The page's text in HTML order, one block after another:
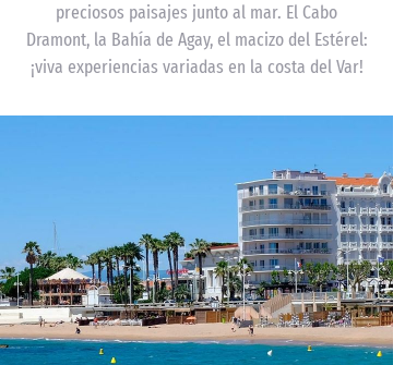
preciosos paisajes junto al mar. El Cabo
Dramont, la Bahía de Agay, el macizo del Estérel:
¡viva experiencias variadas en la costa del Var!